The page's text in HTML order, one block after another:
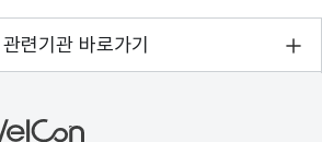
관련기관 바로가기